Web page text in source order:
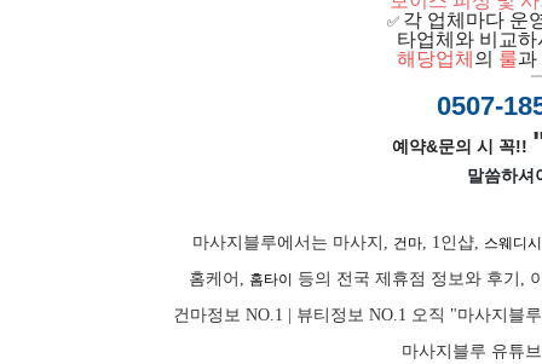
✅ 각 업체마다 운
타업체와 비교
해당업체 의 룰과
0507-
예약&문의 시 꼭!!
말씀하
마사지블루에서는 마사지, 건마, 1인샵, 스웨디시
홈케어, 홈타이 등의 전국 제휴점 정보와 후기,
건마정보 NO.1 | 뷰티정보 NO.1 오직 "마사지블
마사지블루 유튜